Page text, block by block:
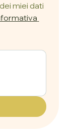
miei dati